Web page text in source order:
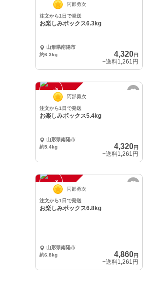
注
文
受
付
停
止
中 阿部勇次
注文から1日で発送
お楽しみボックス6.3kg
山形県南陽市
約6.3kg
4,320円
+送料1,261円
注
文
受
付
停
止
中 阿部勇次
注文から1日で発送
お楽しみボックス5.4kg
山形県南陽市
約5.4kg
4,320円
+送料1,261円
注
文
受
付
停
止
中 阿部勇次
注文から1日で発送
お楽しみボックス6.8kg
山形県南陽市
約6.8kg
4,860円
+送料1,261円